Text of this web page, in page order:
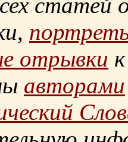
статей
отрывки
авторами